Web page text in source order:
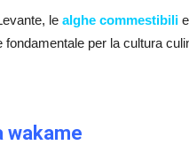
le alghe commestibili
per la cultura
wakame